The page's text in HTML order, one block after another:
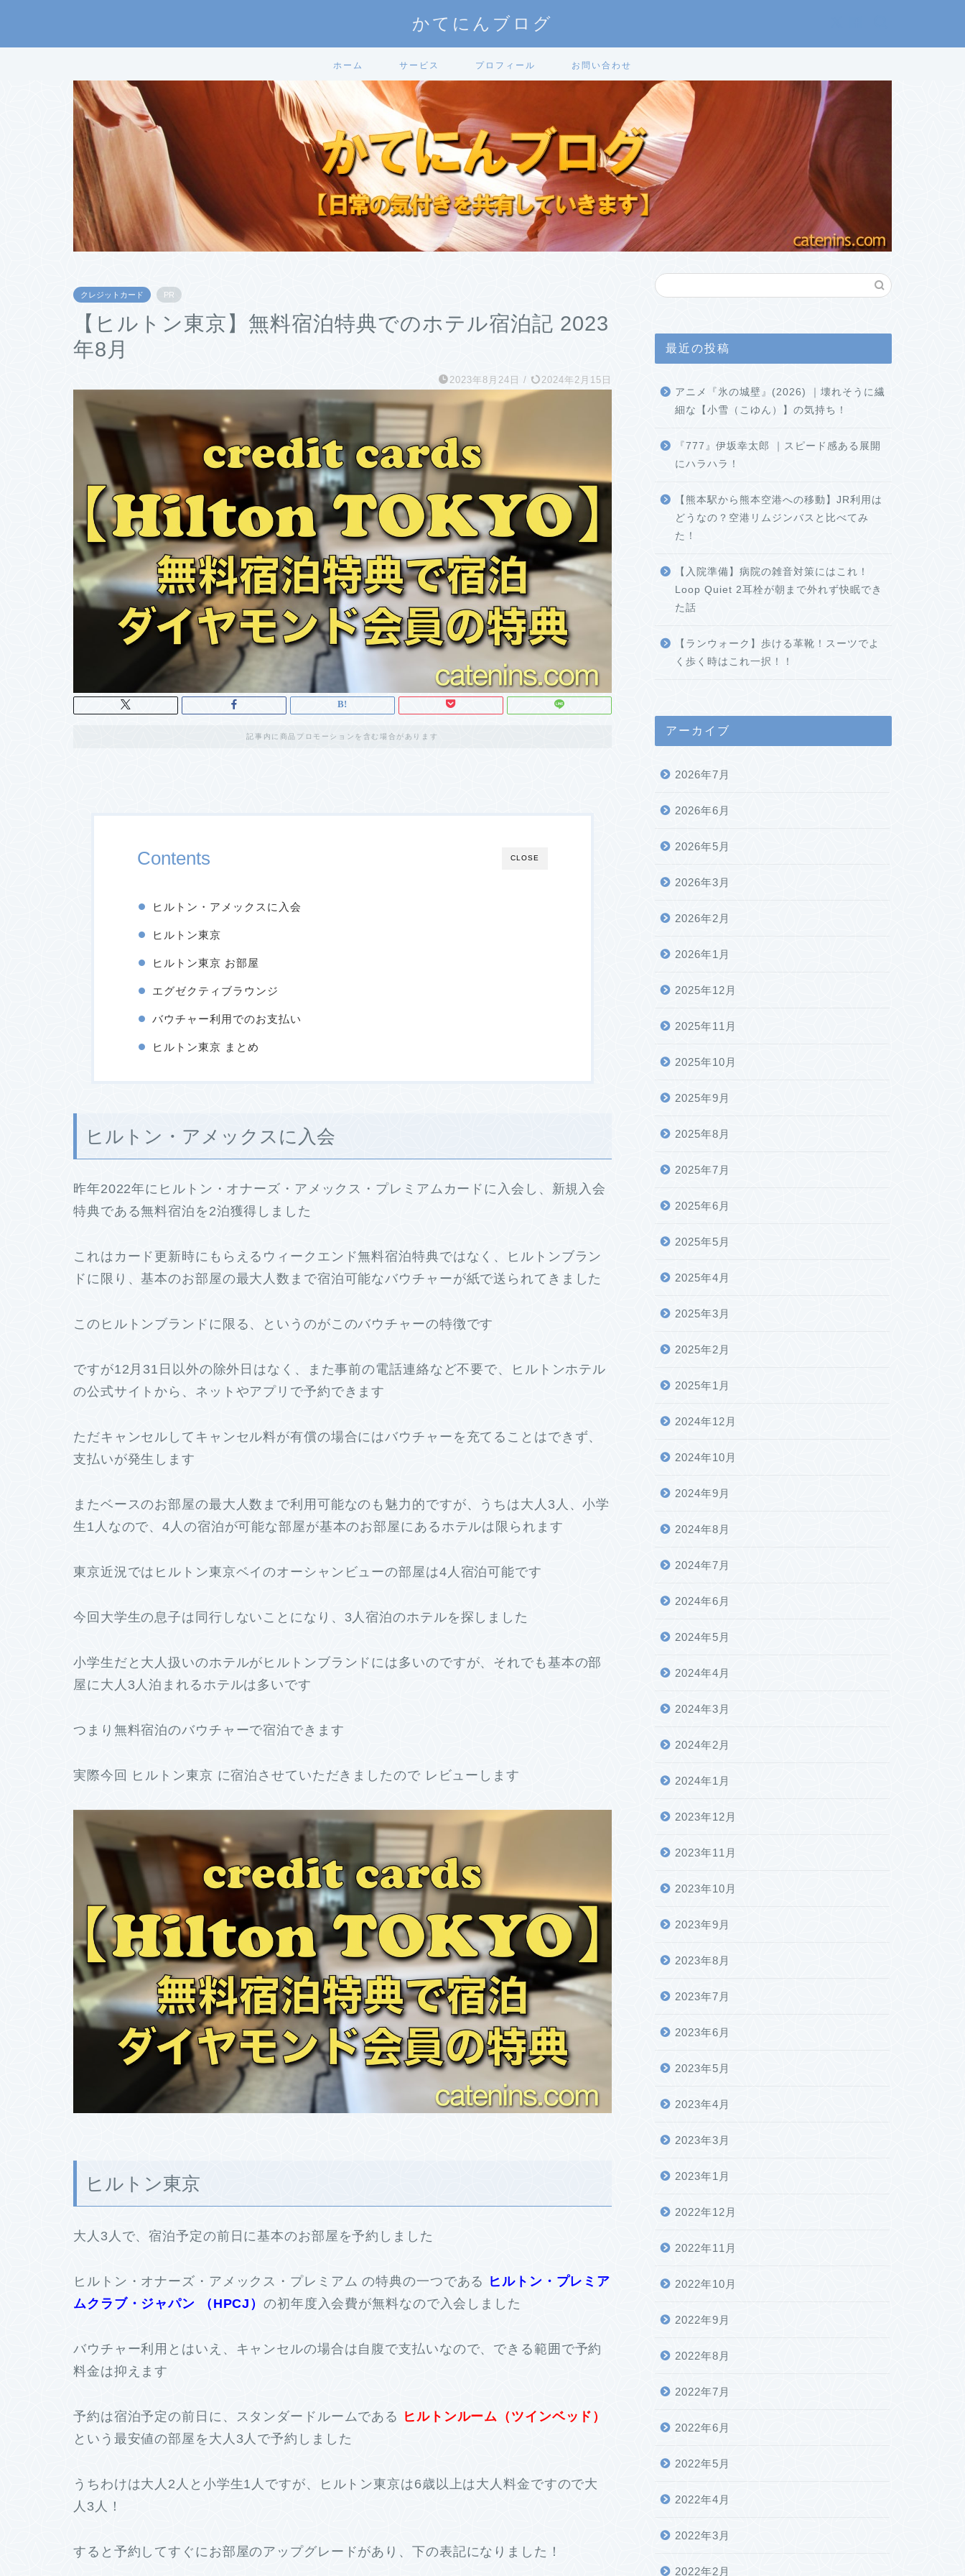
かてにんブログ
ホーム サービス プロフィール お問い合わせ
クレジットカード PR
【ヒルトン東京】無料宿泊特典でのホテル宿泊記 2023
年8月
2023年8月24日 / 2024年2月15日
記事内に商品プロモーションを含む場合があります
CLOSE
Contents
ヒルトン・アメックスに入会
ヒルトン東京
ヒルトン東京 お部屋
エグゼクティブラウンジ
バウチャー利用でのお支払い
ヒルトン東京 まとめ
ヒルトン・アメックスに入会
昨年2022年にヒルトン・オナーズ・アメックス・プレミアムカードに入会し、新規入会
特典である無料宿泊を2泊獲得しました
これはカード更新時にもらえるウィークエンド無料宿泊特典ではなく、ヒルトンブラン
ドに限り、基本のお部屋の最大人数まで宿泊可能なバウチャーが紙で送られてきました
このヒルトンブランドに限る、というのがこのバウチャーの特徴です
ですが12月31日以外の除外日はなく、また事前の電話連絡など不要で、ヒルトンホテル
の公式サイトから、ネットやアプリで予約できます
ただキャンセルしてキャンセル料が有償の場合にはバウチャーを充てることはできず、
支払いが発生します
またベースのお部屋の最大人数まで利用可能なのも魅力的ですが、うちは大人3人、小学
生1人なので、4人の宿泊が可能な部屋が基本のお部屋にあるホテルは限られます
東京近況ではヒルトン東京ベイのオーシャンビューの部屋は4人宿泊可能です
今回大学生の息子は同行しないことになり、3人宿泊のホテルを探しました
小学生だと大人扱いのホテルがヒルトンブランドには多いのですが、それでも基本の部
屋に大人3人泊まれるホテルは多いです
つまり無料宿泊のバウチャーで宿泊できます
実際今回 ヒルトン東京 に宿泊させていただきましたので レビューします
ヒルトン東京
大人3人で、宿泊予定の前日に基本のお部屋を予約しました
ヒルトン・オナーズ・アメックス・プレミアム の特典の一つである ヒルトン・プレミア
ムクラブ・ジャパン （HPCJ）の初年度入会費が無料なので入会しました
バウチャー利用とはいえ、キャンセルの場合は自腹で支払いなので、できる範囲で予約
料金は抑えます
予約は宿泊予定の前日に、スタンダードルームである ヒルトンルーム（ツインベッド）
という最安値の部屋を大人3人で予約しました
うちわけは大人2人と小学生1人ですが、ヒルトン東京は6歳以上は大人料金ですので大
人3人！
すると予約してすぐにお部屋のアップグレードがあり、下の表記になりました！
最近の投稿
アニメ『氷の城壁』(2026) ｜壊れそうに繊
細な【小雪（こゆん）】の気持ち！
『777』伊坂幸太郎 ｜スピード感ある展開
にハラハラ！
【熊本駅から熊本空港への移動】JR利用は
どうなの？空港リムジンバスと比べてみ
た！
【入院準備】病院の雑音対策にはこれ！
Loop Quiet 2耳栓が朝まで外れず快眠でき
た話
【ランウォーク】歩ける革靴！スーツでよ
く歩く時はこれ一択！！
アーカイブ
2026年7月
2026年6月
2026年5月
2026年3月
2026年2月
2026年1月
2025年12月
2025年11月
2025年10月
2025年9月
2025年8月
2025年7月
2025年6月
2025年5月
2025年4月
2025年3月
2025年2月
2025年1月
2024年12月
2024年10月
2024年9月
2024年8月
2024年7月
2024年6月
2024年5月
2024年4月
2024年3月
2024年2月
2024年1月
2023年12月
2023年11月
2023年10月
2023年9月
2023年8月
2023年7月
2023年6月
2023年5月
2023年4月
2023年3月
2023年1月
2022年12月
2022年11月
2022年10月
2022年9月
2022年8月
2022年7月
2022年6月
2022年5月
2022年4月
2022年3月
2022年2月